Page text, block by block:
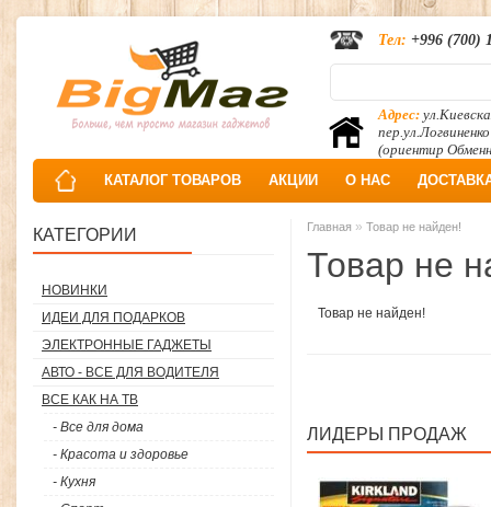
Адрес:
пер.ул.Логвиненко
(ориентир
Тел: +996 (700)
КАТАЛОГ ТОВАРОВ АКЦИИ О НАС
КАТЕГОРИИ
НОВИНКИ
ИДЕИ ДЛЯ ПОДАРКОВ
ЭЛЕКТРОННЫЕ ГАДЖЕТЫ
АВТО - ВСЕ ДЛЯ ВОДИТЕЛЯ
ВСЕ КАК НА ТВ
- Все для дома
- Красота и здоровье
- Кухня
Главная » Товар не найден!
Товар не
Товар не найден!
ЛИДЕРЫ ПРОДАЖ